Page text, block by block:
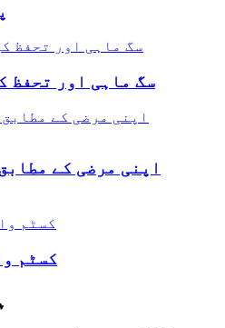
سگ ماہی اور تحفظ
اپنی مرضی کے
کسٹم